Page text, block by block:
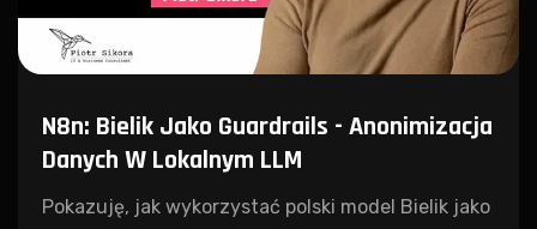
N8n: Bielik Jako Guardrails - Anonimizacja
Danych W Lokalnym LLM
Pokazuję, jak wykorzystać polski model Bielik jako